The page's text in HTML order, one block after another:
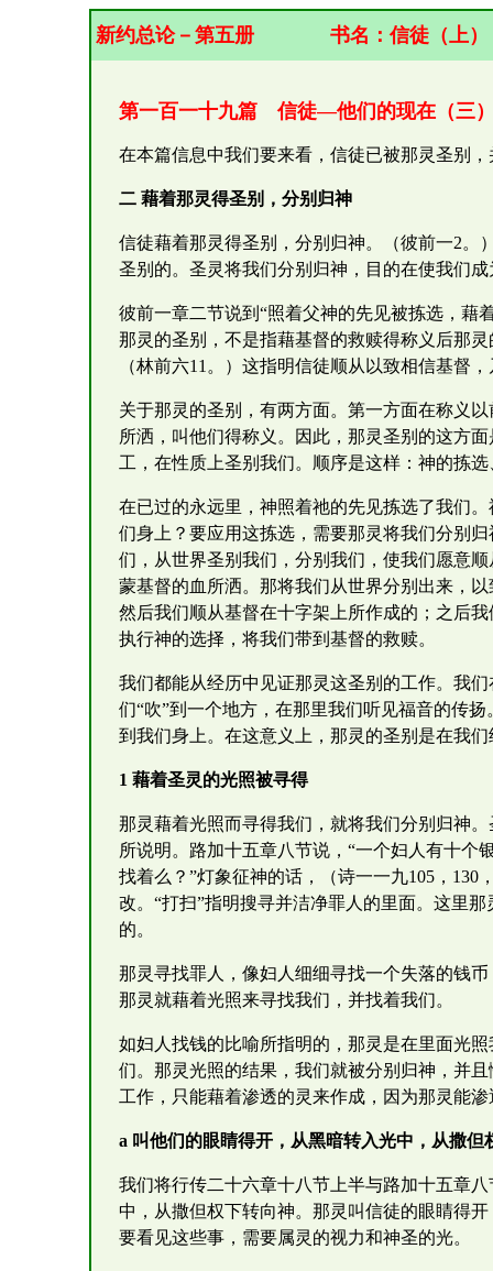
新约总论－第五册 书名： 信徒（上）
第一百一十九篇 信徒—他们的现在（三
在本篇信息中我们要来看，信徒已被那灵圣别
二 藉着那灵得圣别，分别归神
信徒藉着那灵得圣别，分别归神。（彼前一2。
圣别的。圣灵将我们分别归神，目的在使我们
彼前一章二节说到“照着父神的先见被拣选，藉
那灵的圣别，不是指藉基督的救赎得称义后那
（林前六11。）这指明信徒顺从以致相信基督
关于那灵的圣别，有两方面。第一方面在称义
所洒，叫他们得称义。因此，那灵圣别的这方
工，在性质上圣别我们。顺序是这样：神的拣
在已过的永远里，神照着祂的先见拣选了我们
们身上？要应用这拣选，需要那灵将我们分别
们，从世界圣别我们，分别我们，使我们愿意
蒙基督的血所洒。那将我们从世界分别出来，
然后我们顺从基督在十字架上所作成的；之后
执行神的选择，将我们带到基督的救赎。
我们都能从经历中见证那灵这圣别的工作。我
们“吹”到一个地方，在那里我们听见福音的传
到我们身上。在这意义上，那灵的圣别是在我
1 藉着圣灵的光照被寻得
那灵藉着光照而寻得我们，就将我们分别归神
所说明。路加十五章八节说，“一个妇人有十个
找着么？”灯象征神的话，（诗一一九105，
改。“打扫”指明搜寻并洁净罪人的里面。这里
的。
那灵寻找罪人，像妇人细细寻找一个失落的钱
那灵就藉着光照来寻找我们，并找着我们。
如妇人找钱的比喻所指明的，那灵是在里面光
们。那灵光照的结果，我们就被分别归神，并
工作，只能藉着渗透的灵来作成，因为那灵能
a 叫他们的眼睛得开，从黑暗转入光中，从撒但
我们将行传二十六章十八节上半与路加十五章
中，从撒但权下转向神。那灵叫信徒的眼睛得
要看见这些事，需要属灵的视力和神圣的光。